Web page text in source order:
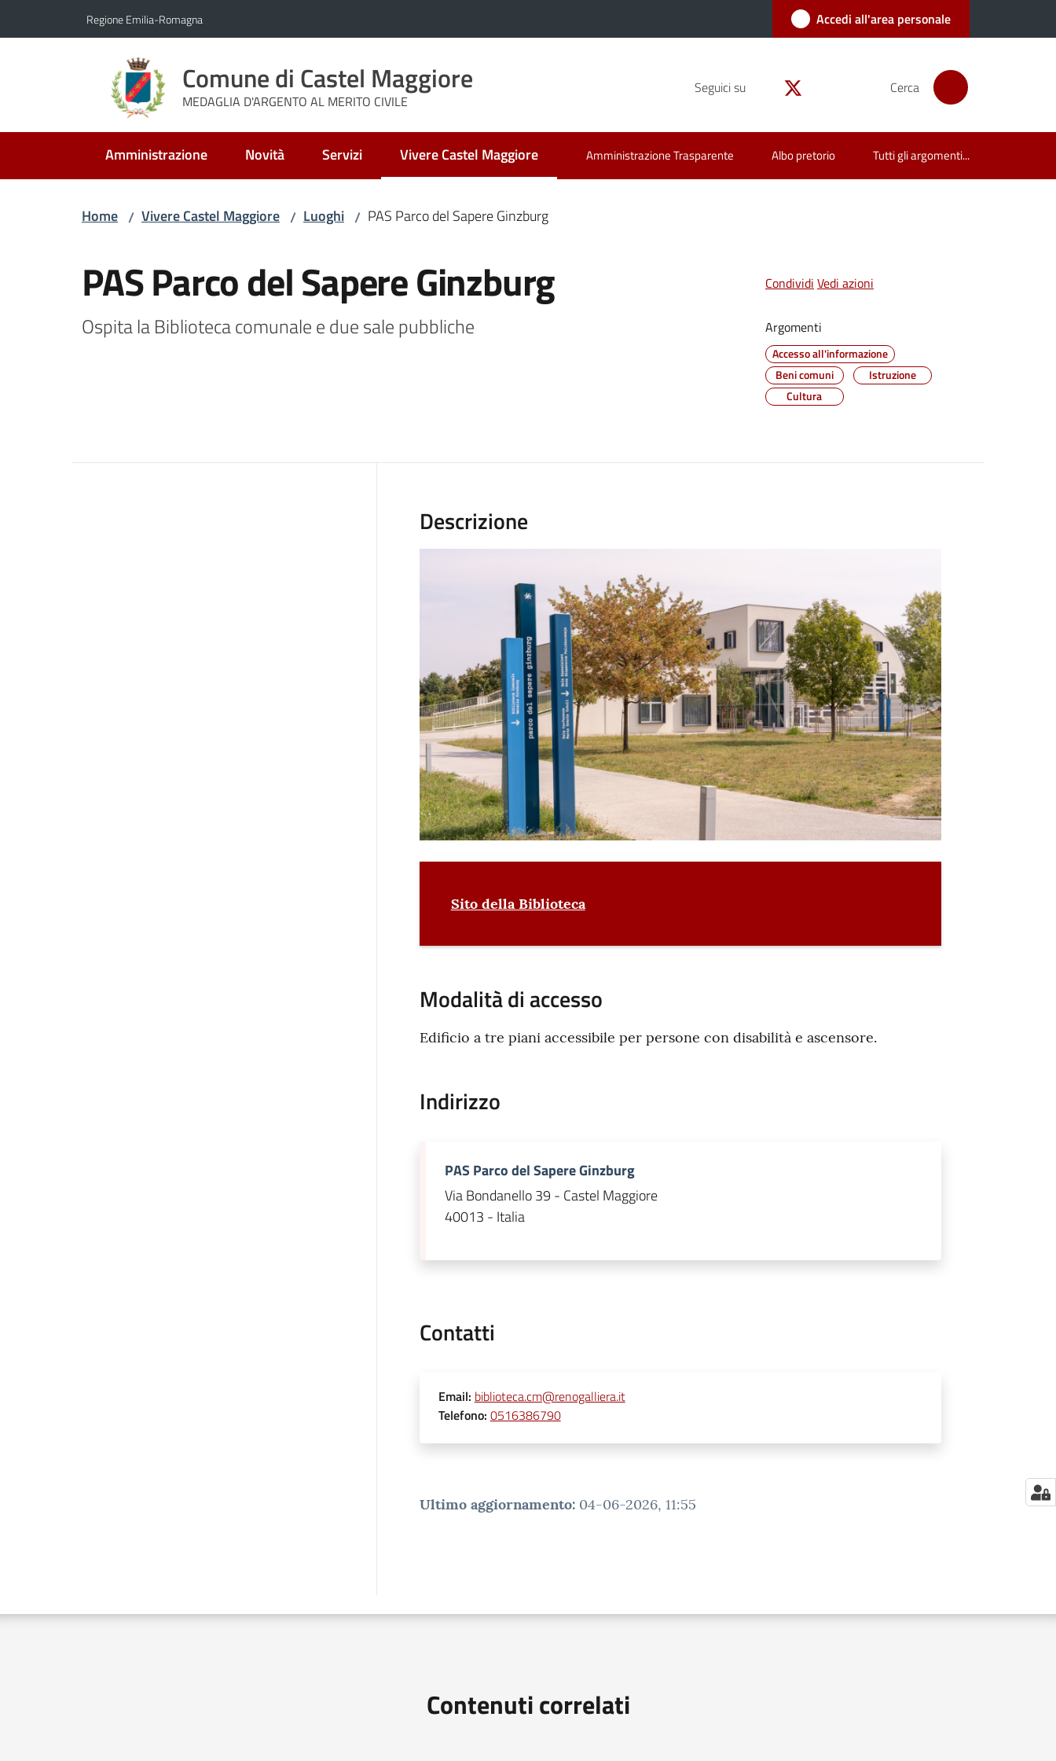
Regione Emilia-Romagna Accedi all'area personale
Comune di Castel Maggiore
MEDAGLIA D'ARGENTO AL MERITO CIVILE
Seguici su Cerca
Amministrazione Novità Servizi Vivere Castel Maggiore
Menu selezionato Amministrazione Trasparente Albo pretorio Tutti gli argomenti...
Home / Vivere Castel Maggiore / Luoghi / PAS Parco del Sapere Ginzburg
PAS Parco del Sapere Ginzburg
Ospita la Biblioteca comunale e due sale pubbliche
Condividi Vedi azioni
Argomenti
Accesso all'informazione
Beni comuni
Istruzione
Cultura
Descrizione
Sito della Biblioteca
Modalità di accesso
Edificio a tre piani accessibile per persone con disabilità e ascensore.
Indirizzo
PAS Parco del Sapere Ginzburg
Via Bondanello 39 - Castel Maggiore
40013 - Italia
Contatti
Email: biblioteca.cm@renogalliera.it
Telefono: 0516386790
Ultimo aggiornamento: 04-06-2026, 11:55
Contenuti correlati